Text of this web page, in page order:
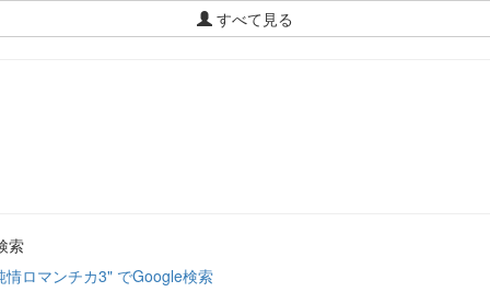
すべて見る
索
情ロマンチカ3" でGoogle検索